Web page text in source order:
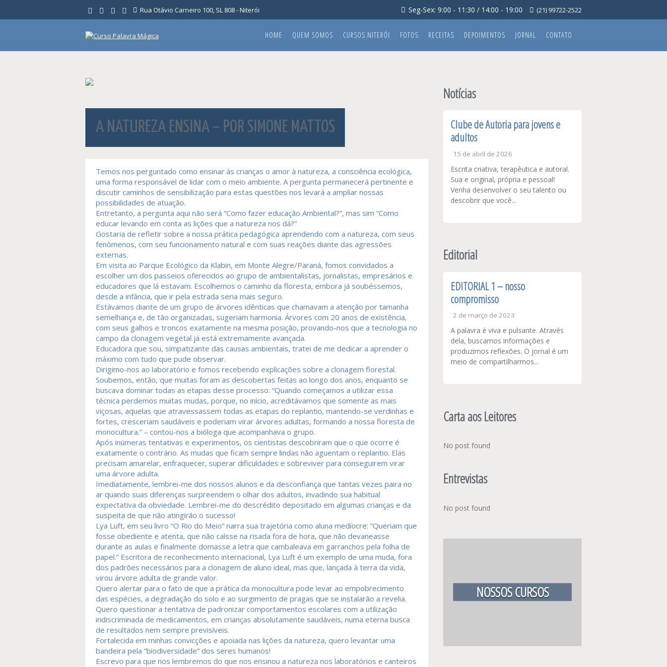
Rua Otávio Carneiro 100, SL 808 - Niterói Seg-Sex: 9:00 - 11:30 / 14:00 - 19:00 (21) 99722-2522
HOME QUEM SOMOS CURSOS NITERÓI FOTOS RECEITAS DEPOIMENTOS JORNAL CONTATO
A NATUREZA ENSINA – POR SIMONE MATTOS
Temos nos perguntado como ensinar às crianças o amor à natureza, a consciência ecológica,
uma forma responsável de lidar com o meio ambiente. A pergunta permanecerá pertinente e
discutir caminhos de sensibilização para estas questões nos levará a ampliar nossas
possibilidades de atuação.
Entretanto, a pergunta aqui não será “Como fazer educação Ambiental?”, mas sim “Como
educar levando em conta as lições que a natureza nos dá?”
Gostaria de refletir sobre a nossa prática pedagógica aprendendo com a natureza, com seus
fenômenos, com seu funcionamento natural e com suas reações diante das agressões
externas.
Em visita ao Parque Ecológico da Klabin, em Monte Alegre/Paraná, fomos convidados a
escolher um dos passeios oferecidos ao grupo de ambientalistas, jornalistas, empresários e
educadores que lá estavam. Escolhemos o caminho da floresta, embora já soubéssemos,
desde a infância, que ir pela estrada seria mais seguro.
Estávamos diante de um grupo de árvores idênticas que chamavam a atenção por tamanha
semelhança e, de tão organizadas, sugeriam harmonia. Árvores com 20 anos de existência,
com seus galhos e troncos exatamente na mesma posição, provando-nos que a tecnologia no
campo da clonagem vegetal já está extremamente avançada.
Educadora que sou, simpatizante das causas ambientais, tratei de me dedicar a aprender o
máximo com tudo que pude observar.
Dirigimo-nos ao laboratório e fomos recebendo explicações sobre a clonagem florestal.
Soubemos, então, que muitas foram as descobertas feitas ao longo dos anos, enquanto se
buscava dominar todas as etapas desse processo: “Quando começamos a utilizar essa
técnica perdemos muitas mudas, porque, no início, acreditávamos que somente as mais
viçosas, aquelas que atravessassem todas as etapas do replantio, mantendo-se verdinhas e
fortes, cresceriam saudáveis e poderiam virar árvores adultas, formando a nossa floresta de
monocultura.” – contou-nos a bióloga que acompanhava o grupo.
Após inúmeras tentativas e experimentos, os cientistas descobriram que o que ocorre é
exatamente o contrário. As mudas que ficam sempre lindas não aguentam o replantio. Elas
precisam amarelar, enfraquecer, superar dificuldades e sobreviver para conseguirem virar
uma árvore adulta.
Imediatamente, lembrei-me dos nossos alunos e da desconfiança que tantas vezes paira no
ar quando suas diferenças surpreendem o olhar dos adultos, invadindo sua habitual
expectativa da obviedade. Lembrei-me do descrédito depositado em algumas crianças e da
suspeita de que não atingirão o sucesso!
Lya Luft, em seu livro “O Rio do Meio” narra sua trajetória como aluna medíocre: “Queriam que
fosse obediente e atenta, que não caísse na risada fora de hora, que não devaneasse
durante as aulas e finalmente domasse a letra que cambaleava em garranchos pela folha de
papel.” Escritora de reconhecimento internacional, Lya Luft é um exemplo de uma muda, fora
dos padrões necessários para a clonagem de aluno ideal, mas que, lançada à terra da vida,
virou árvore adulta de grande valor.
Quero alertar para o fato de que a prática da monocultura pode levar ao empobrecimento
das espécies, a degradação do solo e ao surgimento de pragas que se instalarão a revelia.
Quero questionar a tentativa de padronizar comportamentos escolares com a utilização
indiscriminada de medicamentos, em crianças absolutamente saudáveis, numa eterna busca
de resultados nem sempre previsíveis.
Fortalecida em minhas convicções e apoiada nas lições da natureza, quero levantar uma
bandeira pela “biodiversidade” dos seres humanos!
Escrevo para que nos lembremos do que nos ensinou a natureza nos laboratórios e canteiros
Notícias
Clube de Autoria para jovens e
adultos
15 de abril de 2026
Escrita criativa, terapêutica e autoral.
Sua e original, própria e pessoal!
Venha desenvolver o seu talento ou
descobrir que você...
Editorial
EDITORIAL 1 – nosso
compromisso
2 de março de 2023
A palavra é viva e pulsante. Através
dela, buscamos informações e
produzimos reflexões. O jornal é um
meio de compartilharmos...
Carta aos Leitores
No post found
Entrevistas
No post found
NOSSOS CURSOS